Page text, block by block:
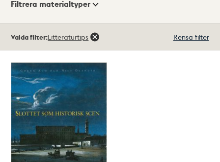
Visningsläge
Filtrera materialtyper
träffar
Valda filter:Litteraturtips Rensa filter